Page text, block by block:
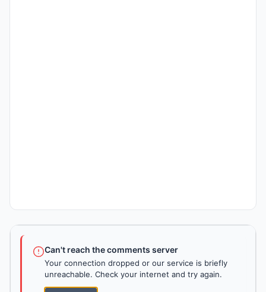
Can't reach the comments server
Your connection dropped or our service is briefly
unreachable. Check your internet and try again.